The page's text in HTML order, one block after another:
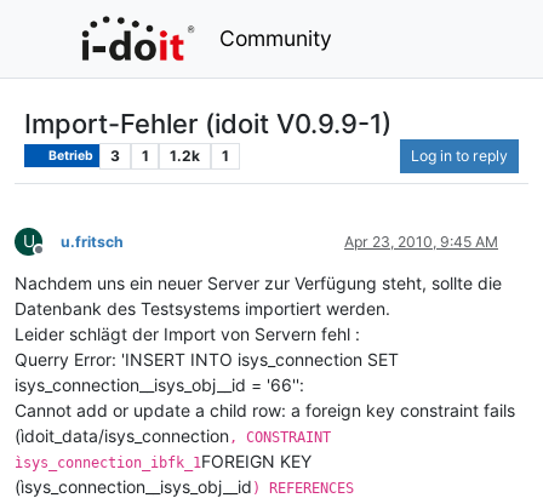
Community
Import-Fehler (idoit V0.9.9-1)
Betrieb 3 1 1.2k 1 Log in to reply
U
Offline
u.fritsch Apr 23, 2010, 9:45 AM
Nachdem uns ein neuer Server zur Verfügung steht, sollte die
Datenbank des Testsystems importiert werden.
Leider schlägt der Import von Servern fehl :
Querry Error: 'INSERT INTO isys_connection SET
isys_connection__isys_obj__id = '66'':
Cannot add or update a child row: a foreign key constraint fails
(ìdoit_data/isys_connection , CONSTRAINT
ìsys_connection_ibfk_1 FOREIGN KEY
(ìsys_connection__isys_obj__id ) REFERENCES